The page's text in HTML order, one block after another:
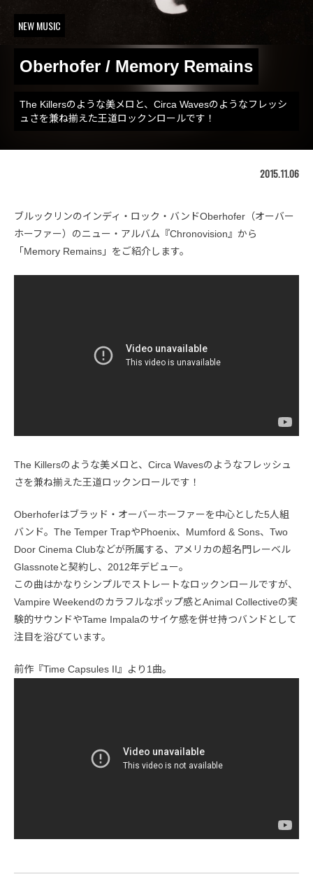
NEW MUSIC
Oberhofer / Memory Remains
The Killersのような美メロと、Circa Wavesのようなフレッシ
ュさを兼ね揃えた王道ロックンロールです！
2015.11.06
ブルックリンのインディ・ロック・バンドOberhofer（オーバー
ホーファー）のニュー・アルバム『Chronovision』から
「Memory Remains」をご紹介します。
The Killersのような美メロと、Circa Wavesのようなフレッシュ
さを兼ね揃えた王道ロックンロールです！
Oberhoferはブラッド・オーバーホーファーを中心とした5人組
バンド。The Temper TrapやPhoenix、Mumford & Sons、Two
Door Cinema Clubなどが所属する、アメリカの超名門レーベル
Glassnoteと契約し、2012年デビュー。
この曲はかなりシンプルでストレートなロックンロールですが、
Vampire Weekendのカラフルなポップ感とAnimal Collectiveの実
験的サウンドやTame Impalaのサイケ感を併せ持つバンドとして
注目を浴びています。
前作『Time Capsules II』より1曲。